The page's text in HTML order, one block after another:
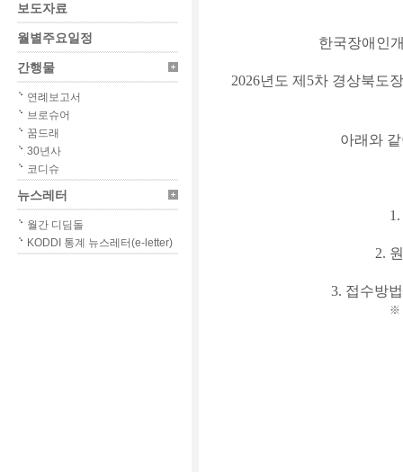
보도자료
월별주요일정
간행물
연례보고서
브로슈어
꿈드래
30년사
코디슈
뉴스레터
월간 디딤돌
KODDI 통계 뉴스레터(e-letter)
한국장애인
2026년도 제5차 경상북도
아래와
2.
3. 접수방
※